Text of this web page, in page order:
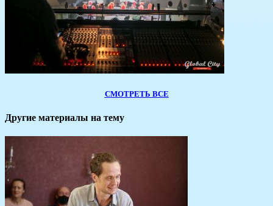
СМОТРЕТЬ ВСЕ
Другие материалы на тему